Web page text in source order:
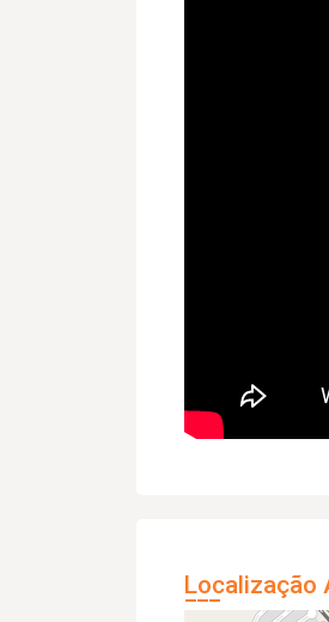
Localização